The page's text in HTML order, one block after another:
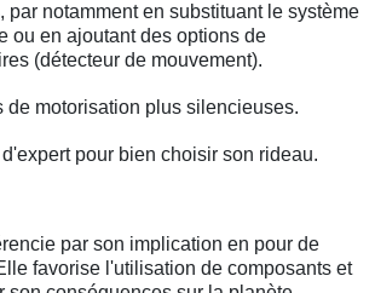
par notamment en substituant le système
ou en ajoutant des options de
(détecteur de mouvement).
de motorisation plus silencieuses.
pour bien choisir son rideau.
par son implication en pour de
favorise l'utilisation de composants et